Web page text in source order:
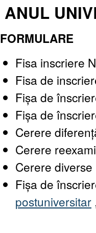
ANUL
FORMULARE
Fisa inscriere
Fisa de
Fișa de
Fișa de
Cerere
Cerere
Cerere
Fișa de
postuniversitar